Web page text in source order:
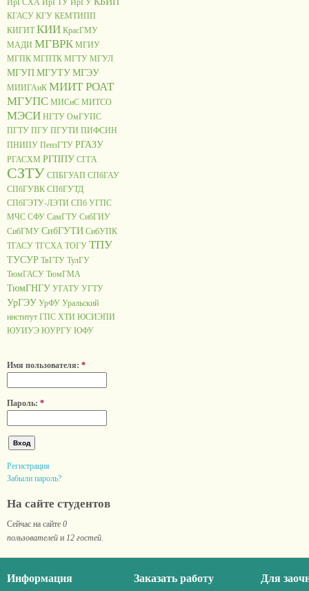
ИрГСХА ИрГТУ ИрГУ
КГАСУ КГУ КЕМТИПП
КИГИТ КИИ КрасГМУ
МАДИ МГВРК МГИУ
МГПК МГПТК МГТУ МГУЛ
МГУПМГУТУМГЭУ
МИИГАиК МИИТ РОАТ
МГУПС МИСиС МИТСО
МЭСИ НГТУ ОмГУПС
ПГТУ ПГУ ПГУТИ ПИФСИН
ПНИПУ ПензГТУ РГАЗУ
РГАСХМ РГППУ СГГА
СЗТУ СПБГУАП СПбГАУ
СПбГУВК СПбГУТД
СПбГЭТУ-ЛЭТИ СПб УГПС
МЧС СФУ СамГТУ СибГИУ
СибГМУ СибГУТИ СибУПК
ТГАСУ ТГСХА ТОГУ ТПУ
ТУСУР ТвГТУ ТулГУ
ТюмГАСУ ТюмГМА
ТюмГНГУ УГАТУ УГТУ
УрГЭУ УрФУ Уральский
институт ГПС ХТИ ЮСИЭПИ
ЮУИУЭ ЮУРГУ ЮФУ
Имя пользователя: *
Пароль: *
Регистрация
Забыли пароль?
На сайте студентов
Сейчас на сайте 0
пользователей и 12 гостей
Информация Заказать работу Для